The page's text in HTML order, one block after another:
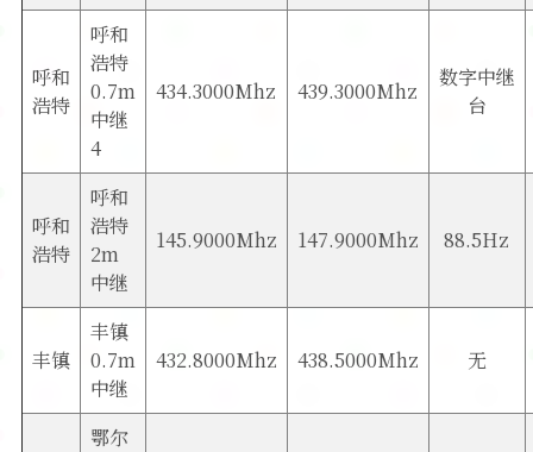
呼和
浩特
呼和
浩特
0.7m
中继
4
434.3000Mhz 439.3000Mhz
数字中继
台
呼和
浩特
呼和
浩特
2m
中继
145.9000Mhz 147.9000Mhz 88.5Hz
丰镇
丰镇
0.7m
中继
432.8000Mhz 438.5000Mhz 无
鄂尔